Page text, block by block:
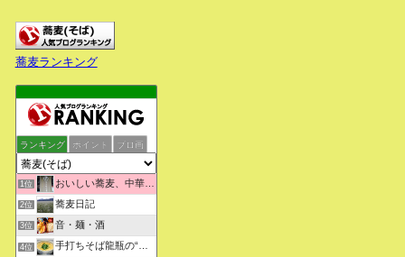
蕎麦ランキング
ランキング ポイント ブロ画
1位 おいしい蕎麦、中華そばを求めて彷徨うブログ
2位 蕎麦日記
3位 音・麺・酒
4位 手打ちそば龍瓶の“いつも心に太陽を”